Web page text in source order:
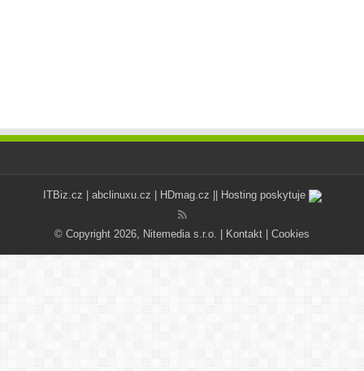
ITBiz.cz abclinuxu.cz HDmag.cz || Hosting poskytuje
© Copyright 2026, Nitemedia s.r.o. | Kontakt Cookies